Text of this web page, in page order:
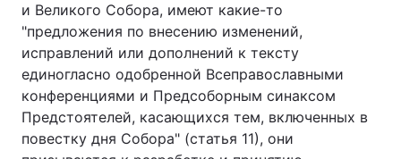
и Великого Собора, имеют какие-то
"предложения по внесению изменений,
исправлений или дополнений к тексту
единогласно одобренной Всеправославными
конференциями и Предсоборным синаксом
Предстоятелей, касающихся тем, включенных в
повестку дня Собора" (статья 11), они